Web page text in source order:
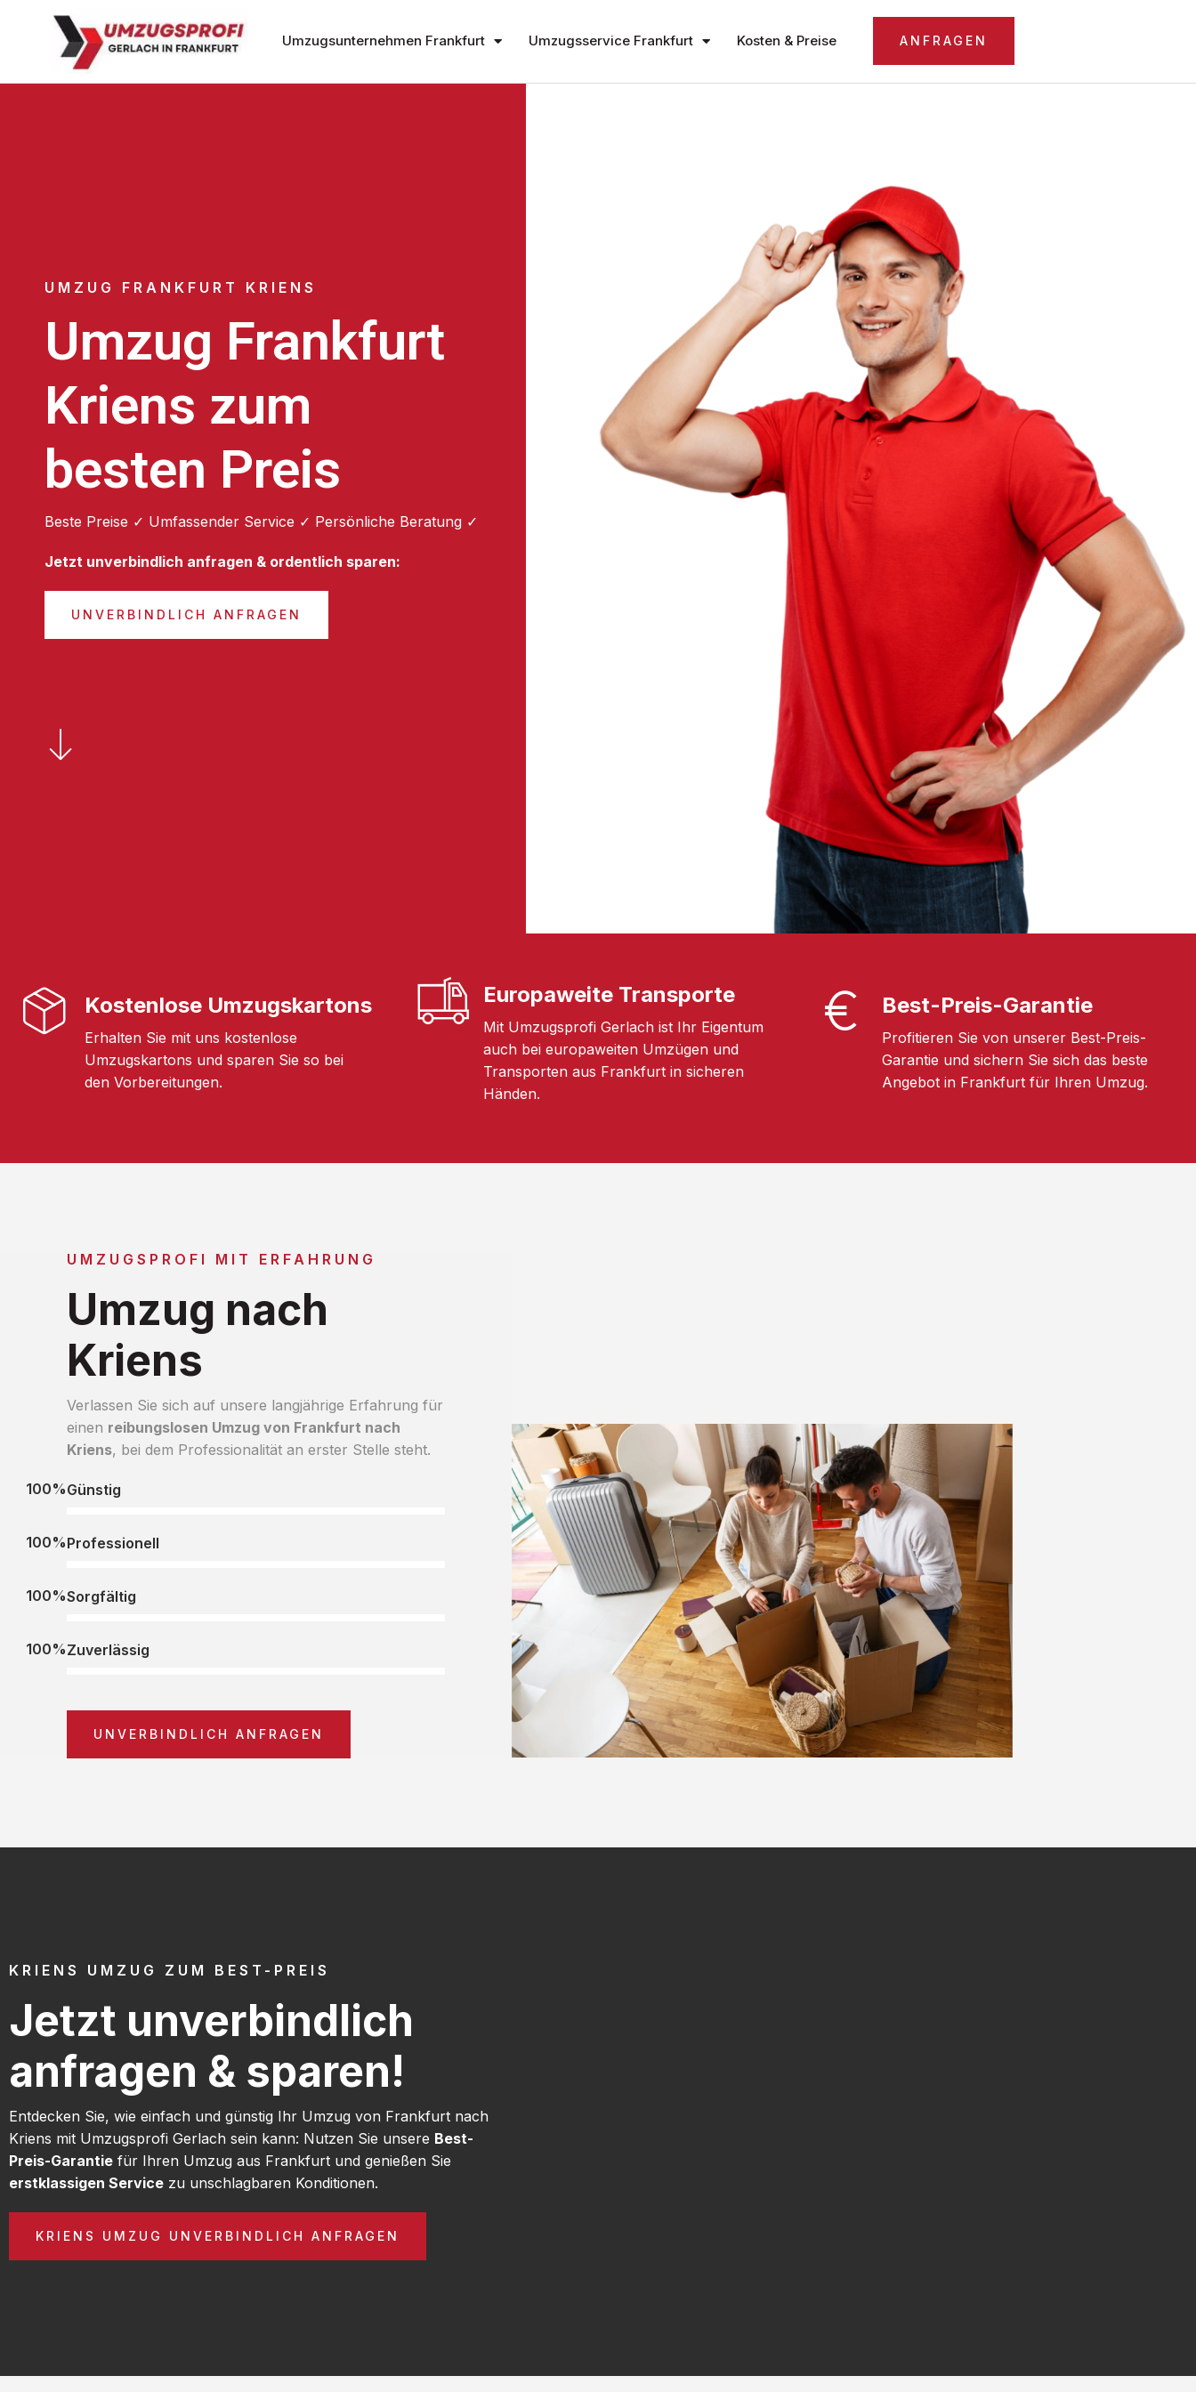
Umzugsunternehmen Frankfurt Umzugsservice Frankfurt Kosten & Preise ANFRAGEN
UMZUG FRANKFURT KRIENS
Umzug Frankfurt
Kriens zum
besten Preis
Beste Preise ✓ Umfassender Service ✓ Persönliche Beratung ✓
Jetzt unverbindlich anfragen & ordentlich sparen:
UNVERBINDLICH ANFRAGEN
Kostenlose Umzugskartons
Erhalten Sie mit uns kostenlose
Umzugskartons und sparen Sie so bei
den Vorbereitungen.
Europaweite Transporte
Mit Umzugsprofi Gerlach ist Ihr Eigentum
auch bei europaweiten Umzügen und
Transporten aus Frankfurt in sicheren
Händen.
Best-Preis-Garantie
Profitieren Sie von unserer Best-Preis-
Garantie und sichern Sie sich das beste
Angebot in Frankfurt für Ihren Umzug.
UMZUGSPROFI MIT ERFAHRUNG
Umzug nach
Kriens
Verlassen Sie sich auf unsere langjährige Erfahrung für
einen reibungslosen Umzug von Frankfurt nach
Kriens, bei dem Professionalität an erster Stelle steht.
Günstig
100%
Professionell
100%
Sorgfältig
100%
Zuverlässig
100%
UNVERBINDLICH ANFRAGEN
KRIENS UMZUG ZUM BEST-PREIS
Jetzt unverbindlich
anfragen & sparen!
Entdecken Sie, wie einfach und günstig Ihr Umzug von Frankfurt nach
Kriens mit Umzugsprofi Gerlach sein kann: Nutzen Sie unsere Best-
Preis-Garantie für Ihren Umzug aus Frankfurt und genießen Sie
erstklassigen Service zu unschlagbaren Konditionen.
KRIENS UMZUG UNVERBINDLICH ANFRAGEN